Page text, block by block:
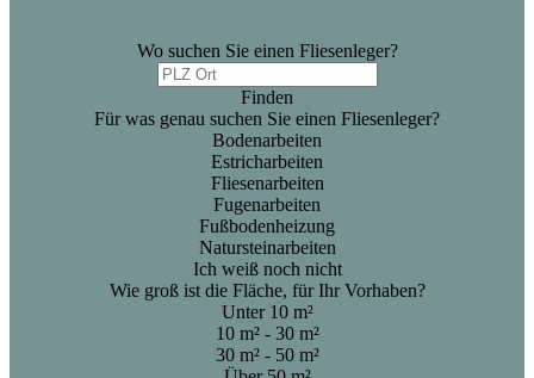
Wo suchen Sie einen Fliesenleger?
Finden
Für was genau suchen Sie einen Fliesenleger?
Bodenarbeiten
Estricharbeiten
Fliesenarbeiten
Fugenarbeiten
Fußbodenheizung
Natursteinarbeiten
Ich weiß noch nicht
Wie groß ist die Fläche, für Ihr Vorhaben?
Unter 10 m²
10 m² - 30 m²
30 m² - 50 m²